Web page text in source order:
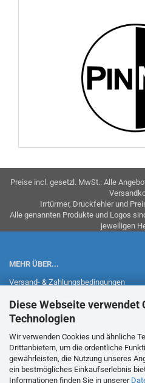
Diese Webseite verwendet
Technologien
Wir verwenden Cookies und ähnliche
Drittanbietern, um die ordentliche
gewährleisten, die Nutzung unseres
ein bestmögliches Einkaufserlebnis
Informationen finden Sie in unserer
Preise incl. gesetzl. MwSt.. Alle
Irrtürmer, Druckfehler und
Alle genannten Produkte und Logos
jeweiligen
MEHR ÜBER...
Versand- & Zahlungsbedingungen
Widerrufsrecht & Widerrufsformular
Impressum
Sitemap
AGB